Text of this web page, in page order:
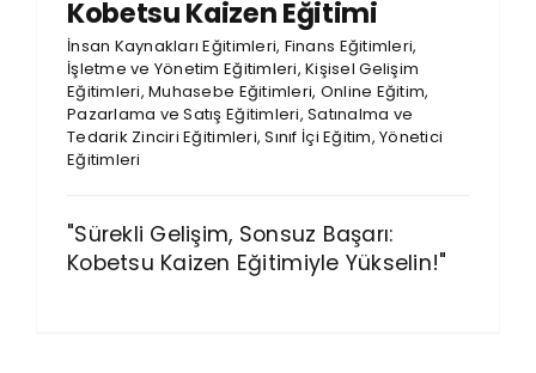
Kobetsu Kaizen Eğitimi
İnsan Kaynakları Eğitimleri, Finans Eğitimleri,
İşletme ve Yönetim Eğitimleri,Kişisel Gelişim
Eğitimleri,Muhasebe Eğitimleri, Online Eğitim,
Pazarlama ve Satış Eğitimleri,Satınalma ve
Tedarik Zinciri Eğitimleri,Sınıf İçi Eğitim,Yönetici
Eğitimleri
"Sürekli Gelişim, Sonsuz Başarı:
Kobetsu Kaizen Eğitimiyle Yükselin!"